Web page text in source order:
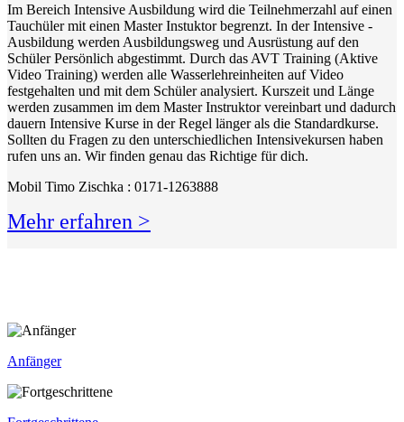
Im Bereich Intensive Ausbildung wird die Teilnehmerzahl auf einen
Tauchüler mit einen Master Instuktor begrenzt. In der Intensive -
Ausbildung werden Ausbildungsweg und Ausrüstung auf den
Schüler Persönlich abgestimmt. Durch das AVT Training (Aktive
Video Training) werden alle Wasserlehreinheiten auf Video
festgehalten und mit dem Schüler analysiert. Kurszeit und Länge
werden zusammen im dem Master Instruktor vereinbart und dadurch
dauern Intensive Kurse in der Regel länger als die Standardkurse.
Sollten du Fragen zu den unterschiedlichen Intensivekursen haben
rufen uns an. Wir finden genau das Richtige für dich.
Mobil Timo Zischka : 0171-1263888
Mehr erfahren >
Anfänger